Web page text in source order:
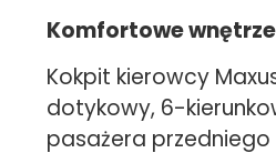
Komfortowe wnętrze
Kokpit kierowcy
dotykowy, 6-
pasażera przedniego